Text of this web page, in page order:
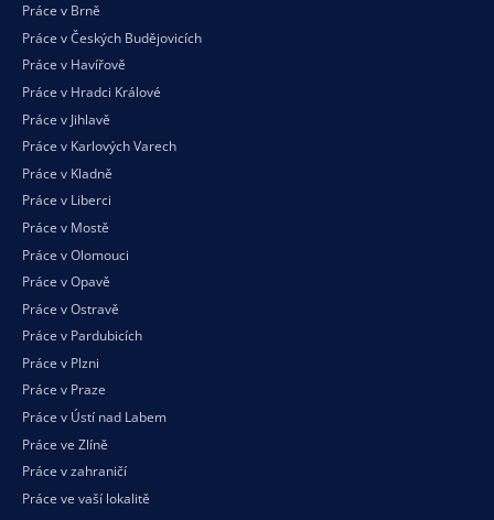
Práce v Brně
Práce v Českých Budějovicích
Práce v Havířově
Práce v Hradci Králové
Práce v Jihlavě
Práce v Karlových Varech
Práce v Kladně
Práce v Liberci
Práce v Mostě
Práce v Olomouci
Práce v Opavě
Práce v Ostravě
Práce v Pardubicích
Práce v Plzni
Práce v Praze
Práce v Ústí nad Labem
Práce ve Zlíně
Práce v zahraničí
Práce ve vaší lokalitě